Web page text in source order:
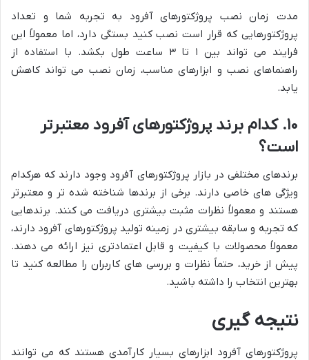
مدت زمان نصب پروژکتورهای آفرود به تجربه شما و تعداد
پروژکتورهایی که قرار است نصب کنید بستگی دارد، اما معمولاً این
فرایند می تواند بین ۱ تا ۳ ساعت طول بکشد. با استفاده از
راهنماهای نصب و ابزارهای مناسب، زمان نصب می تواند کاهش
یابد.
۱۰. کدام برند پروژکتورهای آفرود معتبرتر
است؟
برندهای مختلفی در بازار پروژکتورهای آفرود وجود دارند که هرکدام
ویژگی های خاصی دارند. برخی از برندها شناخته شده تر و معتبرتر
هستند و معمولاً نظرات مثبت بیشتری دریافت می کنند. برندهایی
که تجربه و سابقه بیشتری در زمینه تولید پروژکتورهای آفرود دارند،
معمولاً محصولات با کیفیت و قابل اعتمادتری نیز ارائه می دهند.
پیش از خرید، حتماً نظرات و بررسی های کاربران را مطالعه کنید تا
بهترین انتخاب را داشته باشید.
نتیجه گیری
پروژکتورهای آفرود ابزارهای بسیار کارآمدی هستند که می توانند